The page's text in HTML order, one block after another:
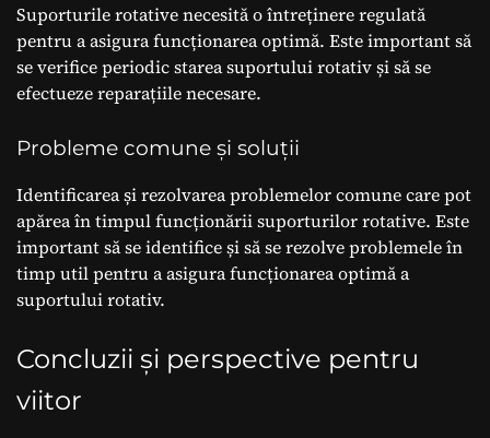
Suporturile rotative necesită o întreținere regulată
pentru a asigura funcționarea optimă. Este important să
se verifice periodic starea suportului rotativ și să se
efectueze reparațiile necesare.
Probleme comune și soluții
Identificarea și rezolvarea problemelor comune care pot
apărea în timpul funcționării suporturilor rotative. Este
important să se identifice și să se rezolve problemele în
timp util pentru a asigura funcționarea optimă a
suportului rotativ.
Concluzii și perspective pentru
viitor